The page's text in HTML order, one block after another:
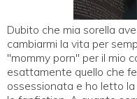
Dubito che mia sorella
cambiarmi la vita per
"mommy porn" per il mio
esattamente quello che
ossessionata e ho letto